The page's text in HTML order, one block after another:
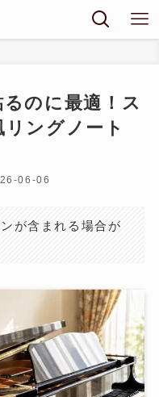
のに最適！ス
ングノート
06-06
が含まれる場合が